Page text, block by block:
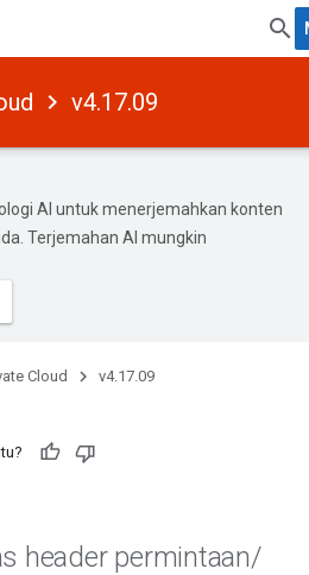
v4.17.09
AI untuk menerjemahkan konten
Terjemahan AI mungkin
Cloud
v4.17.09
header permintaan/